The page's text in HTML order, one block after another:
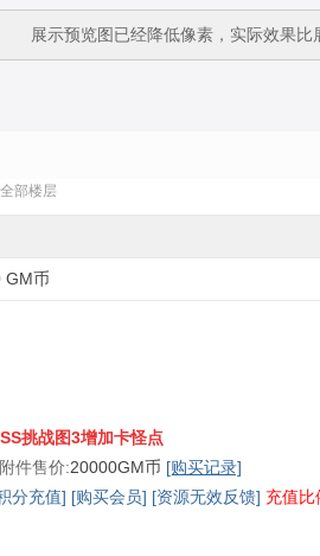
展示预览图已经降低像素，实际效果比
部楼层
GM币
挑战图3增加卡怪点
附件售价:20000GM币 [购买记录]
分充值] [购买会员] [资源无效反馈] 充值